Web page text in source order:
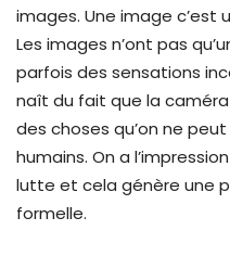
images. Une image c’est
Les images n’ont pas
parfois des sensations
naît du fait que la
des choses qu’on ne
humains. On a
lutte et cela génère une
formelle.